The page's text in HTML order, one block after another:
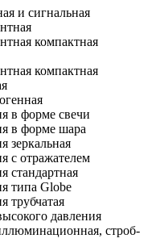
и сигнальная
компактная
компактная
в форме свечи
в форме шара
зеркальная
с отражателем
стандартная
типа Globe
трубчатая
давления
строб-